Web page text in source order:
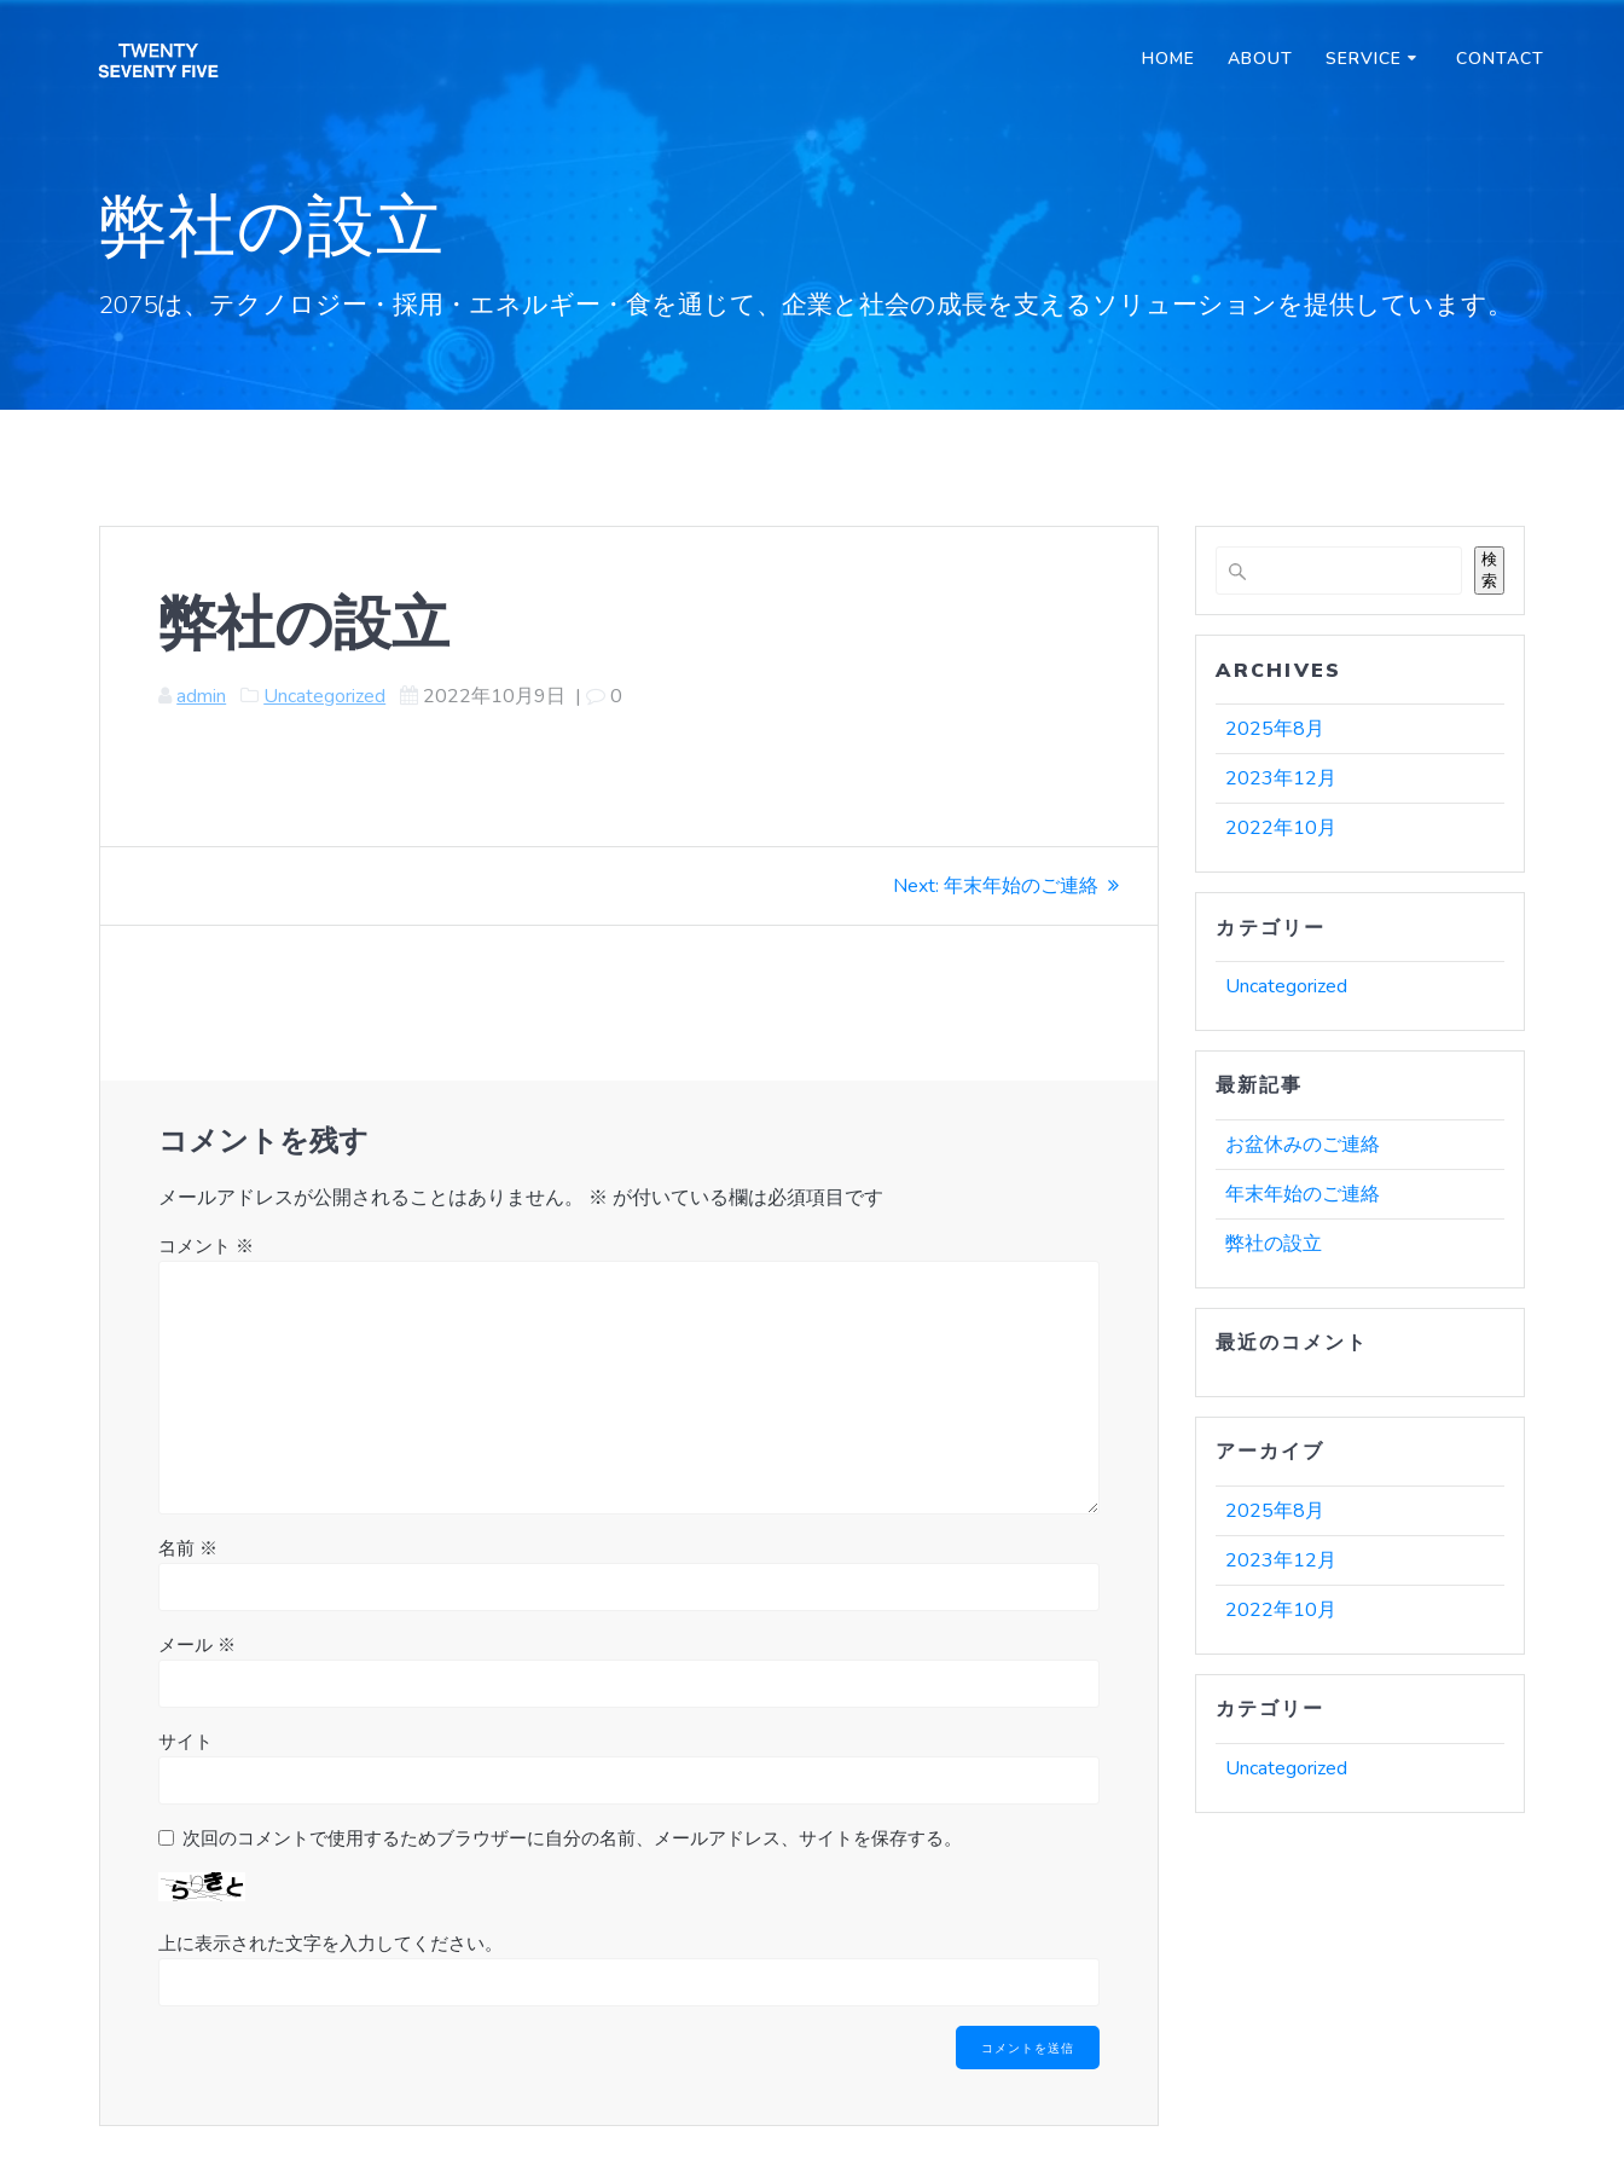
HOME ABOUT SERVICE CONTACT
弊社の設立
2075は、テクノロジー・採用・エネルギー・食を通じて、企業と社会の成長を支えるソリューションを提供しています。
弊社の設立
admin Uncategorized 2022年10月9日 | 0
稿
Next: Next
年末年始のご連絡
コメントを残す
メールアドレスが公開されることはありません。 ※ が付いている欄は必須項目です
コメント ※
名前 ※
メール ※
サイト
次回のコメントで使用するためブラウザーに自分の名前、メールアドレス、サイトを保存する。
上に表示された文字を入力してください。
検
索
ARCHIVES
2025年8月
2023年12月
2022年10月
カテゴリー
Uncategorized
最新記事
お盆休みのご連絡
年末年始のご連絡
弊社の設立
最近のコメント
アーカイブ
2025年8月
2023年12月
2022年10月
カテゴリー
Uncategorized